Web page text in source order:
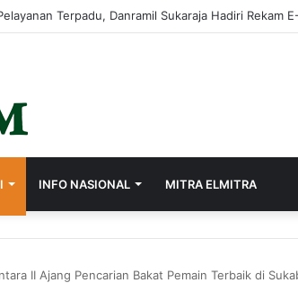
Lewat Sistem Merit, Ayep Zaki Lantik 24 Pejabat
INFO NASIONAL MITRA ELMITRA
II Ajang Pencarian Bakat Pemain Terbaik di